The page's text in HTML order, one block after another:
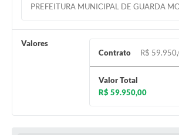
PREFEITURA MUNICIPAL DE GUARDA
Valores
Contrato
R$
Valor Total
R$ 59.950,00